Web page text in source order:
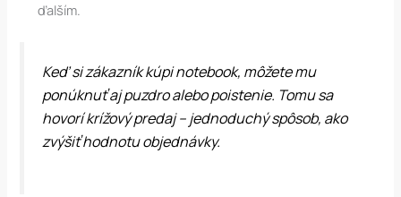
ďalším.
Keď si zákazník kúpi notebook, môžete mu
ponúknuť aj puzdro alebo poistenie. Tomu sa
hovorí krížový predaj – jednoduchý spôsob, ako
zvýšiť hodnotu objednávky.